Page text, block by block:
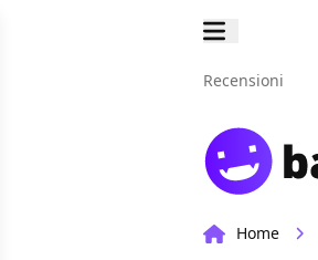
Recensioni
Home